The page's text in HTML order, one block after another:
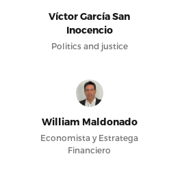
Víctor García San
Inocencio
Politics and justice
William Maldonado
Economista y Estratega
Financiero